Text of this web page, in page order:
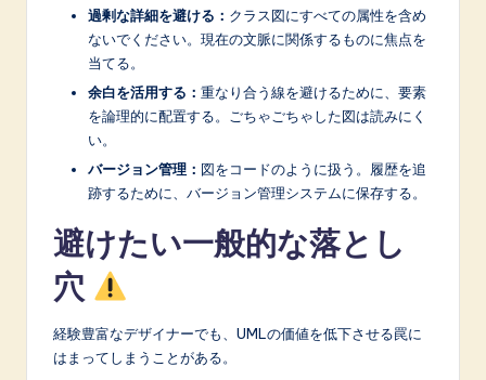
過剰な詳細を避ける： クラス図にすべての属性を含め
ないでください。現在の文脈に関係するものに焦点を
当てる。
余白を活用する： 重なり合う線を避けるために、要素
を論理的に配置する。ごちゃごちゃした図は読みにく
い。
バージョン管理： 図をコードのように扱う。履歴を追
跡するために、バージョン管理システムに保存する。
避けたい一般的な落とし
穴
経験豊富なデザイナーでも、UMLの価値を低下させる罠に
はまってしまうことがある。